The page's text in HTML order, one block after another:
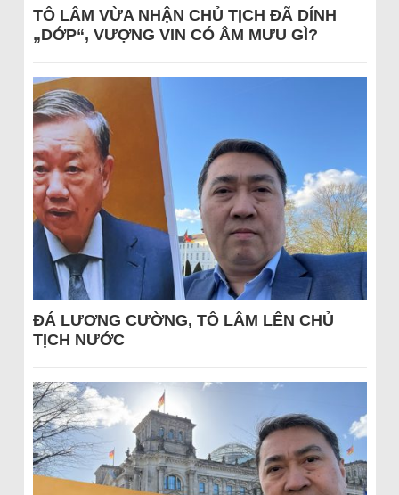
TÔ LÂM VỪA NHẬN CHỦ TỊCH ĐÃ DÍNH
„DỚP“, VƯỢNG VIN CÓ ÂM MƯU GÌ?
ĐÁ LƯƠNG CƯỜNG, TÔ LÂM LÊN CHỦ
TỊCH NƯỚC